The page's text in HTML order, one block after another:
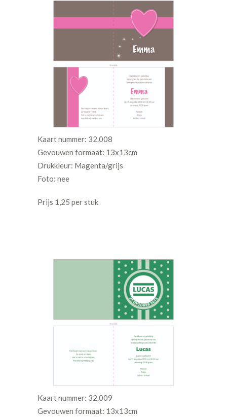
Kaart nummer: 32.008
Gevouwen formaat: 13x13cm
Drukkleur: Magenta/grijs
Foto: nee
Prijs 1,25 per stuk
Kaart nummer: 32.009
Gevouwen formaat: 13x13cm